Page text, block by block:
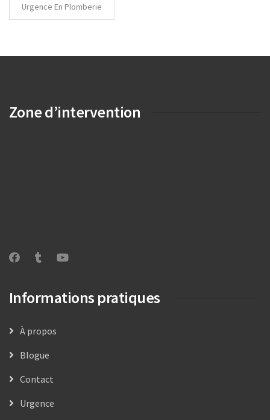
Urgence En Plomberie
Zone d’intervention
Informations pratiques
À propos
Blogue
Contact
Urgence